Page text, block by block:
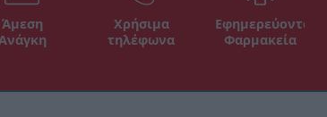
Άμεση
Χρήσιμα
τηλέφωνα
Εφημερεύοντα
Φαρμακεία